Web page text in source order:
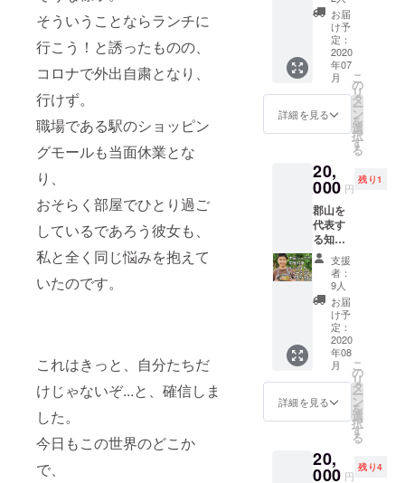
そういうことならランチに
行こう！と誘ったものの、
コロナで外出自粛となり、
行けず。
職場である駅のショッピン
グモールも当面休業とな
り、
おそらく部屋でひとり過ご
しているであろう彼女も、
私と全く同じ悩みを抱えて
いたのです。
これはきっと、自分たちだ
けじゃないぞ...と、確信しま
した。
今日もこの世界のどこか
で、
せん。
配送不
可日に
よる変
更はご
対応い
す。備
考欄に
い。 ※
リター
ンは
2020年
8月から
順次お
届けを
開始
し、9月
末まで
にお届
けいた
しま
す。
レー
パッ
ク・お
米・冷
凍の
トッピ
ングを3
食分、
心を込
メー
ル、オ
リジナ
ルス
テッ
カーを
お送り
しま
す。 ※
カレー
は冷凍
真空
パック
の状態
でお届
けしま
す。沸
ど温め
てから
お届
け予
定：
2020
年07
月
詳細を見る
こ
の
リ
タ
ー
ン
を
選
択
す
る
20,
000 円
残り1
郡山を
代表す
る知産
知消レ
ストラ
ン「な
か田」
の中田
智之
シェフ
によ
る、ス
ペシャ
ルカ
レーペ
スにご
招待し
支援
者：
9人
お届
け予
定：
2020
年08
月
詳細を見る
こ
の
リ
タ
ー
ン
を
選
択
す
る
20,
000 円
残り4